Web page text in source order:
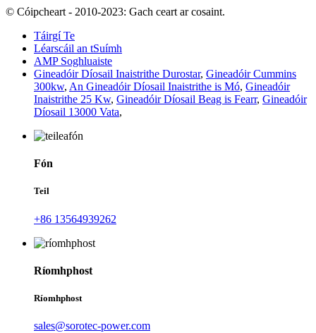
© Cóipcheart - 2010-2023: Gach ceart ar cosaint.
Táirgí Te
Léarscáil an tSuímh
AMP Soghluaiste
Gineadóir Díosail Inaistrithe Durostar, Gineadóir Cummins
300kw, An Gineadóir Díosail Inaistrithe is Mó, Gineadóir
Inaistrithe 25 Kw, Gineadóir Díosail Beag is Fearr, Gineadóir
Díosail 13000 Vata,
Fón
Teil
+86 13564939262
Ríomhphost
Ríomhphost
sales@sorotec-power.com